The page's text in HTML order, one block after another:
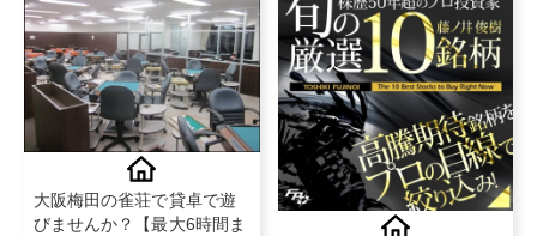
大阪梅田の雀荘で貸卓で遊
びませんか？【最大6時間ま